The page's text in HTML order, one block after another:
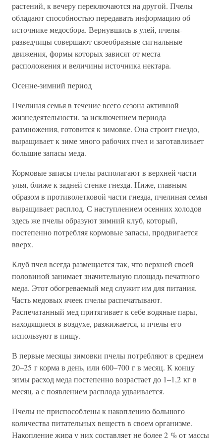
растений, к вечеру переключаются на другой. Пчелы
обладают способностью передавать информацию об
источнике медосбора. Вернувшись в улей, пчелы-
разведчицы совершают своеобразные сигнальные
движения, формы которых зависят от места
расположения и величины источника нектара.
Осенне-зимний период
Пчелиная семья в течение всего сезона активной
жизнедеятельности, за исключением периода
размножения, готовится к зимовке. Она строит гнездо,
выращивает к зиме много рабочих пчел и заготавливает
большие запасы меда.
Кормовые запасы пчелы располагают в верхней части
улья, ближе к задней стенке гнезда. Ниже, главным
образом в противолетковой части гнезда, пчелиная семья
выращивает расплод. С наступлением осенних холодов
здесь же пчелы образуют зимний клуб, который,
постепенно потребляя кормовые запасы, продвигается
вверх.
Клуб пчел всегда размещается так, что верхней своей
половиной занимает значительную площадь печатного
меда. Этот обогреваемый мед служит им для питания.
Часть медовых ячеек пчелы распечатывают.
Распечатанный мед притягивает к себе водяные пары,
находящиеся в воздухе, разжижается, и пчелы его
используют в пищу.
В первые месяцы зимовки пчелы потребляют в среднем
20–25 г корма в день, или 600–700 г в месяц. К концу
зимы расход меда постепенно возрастает до 1–1,2 кг в
месяц, а с появлением расплода удваивается.
Пчелы не приспособлены к накоплению большого
количества питательных веществ в своем организме.
Накопление жира у них составляет не более 2 % от массы